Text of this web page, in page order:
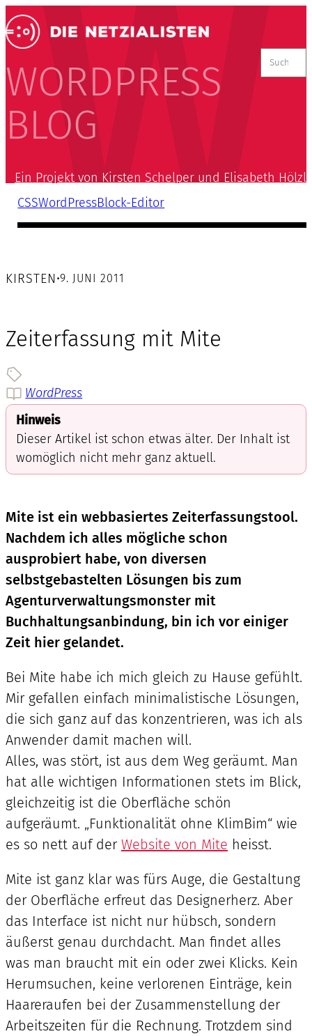
WORDPRESS
BLOG
nach:
Ein Projekt von Kirsten Schelper und Elisabeth Hölzl
CSSWordPressBlock-Editor
KIRSTEN•9. JUNI 2011
Zeiterfassung mit Mite
WordPress
Hinweis
Dieser Artikel ist schon etwas älter. Der Inhalt ist
womöglich nicht mehr ganz aktuell.
Mite ist ein webbasiertes Zeiterfassungstool.
Nachdem ich alles mögliche schon
ausprobiert habe, von diversen
selbstgebastelten Lösungen bis zum
Agenturverwaltungsmonster mit
Buchhaltungsanbindung, bin ich vor einiger
Zeit hier gelandet.
Bei Mite habe ich mich gleich zu Hause gefühlt.
Mir gefallen einfach minimalistische Lösungen,
die sich ganz auf das konzentrieren, was ich als
Anwender damit machen will.
Alles, was stört, ist aus dem Weg geräumt. Man
hat alle wichtigen Informationen stets im Blick,
gleichzeitig ist die Oberfläche schön
aufgeräumt. „Funktionalität ohne KlimBim“ wie
es so nett auf der Website von Mite heisst.
Mite ist ganz klar was fürs Auge, die Gestaltung
der Oberfläche erfreut das Designerherz. Aber
das Interface ist nicht nur hübsch, sondern
äußerst genau durchdacht. Man findet alles
was man braucht mit ein oder zwei Klicks. Kein
Herumsuchen, keine verlorenen Einträge, kein
Haareraufen bei der Zusammenstellung der
Arbeitszeiten für die Rechnung. Trotzdem sind